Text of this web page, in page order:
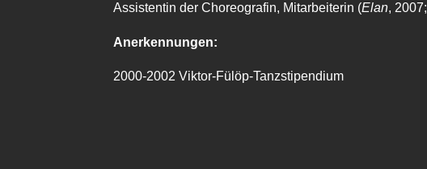
Assistentin der Choreografin, Mitarbeiterin (Elan, 2007;
Anerkennungen:
2000-2002 Viktor-Fülöp-Tanzstipendium